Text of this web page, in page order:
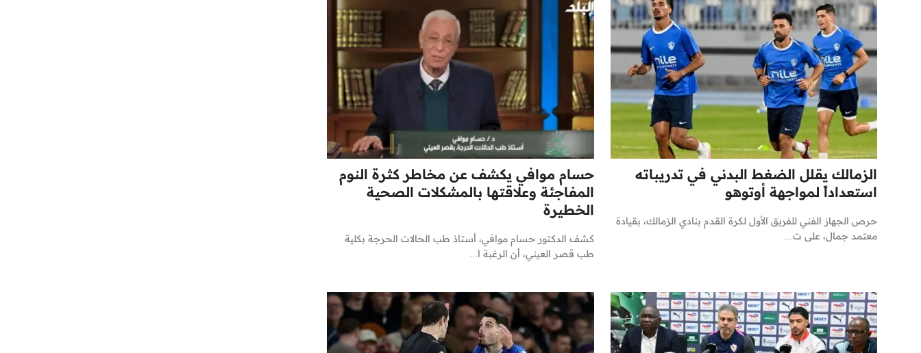
الزمالك يقلل الضغط البدني في تدريباته
استعداداً لمواجهة أوتوهو
حرص الجهاز الفني للفريق الأول لكرة القدم بنادي الزمالك، بقيادة
معتمد جمال، على ت...
حسام موافي يكشف عن مخاطر كثرة النوم
المفاجئة وعلاقتها بالمشكلات الصحية
الخطيرة
كشف الدكتور حسام موافي، أستاذ طب الحالات الحرجة بكلية
طب قصر العيني، أن الرغبة ا...